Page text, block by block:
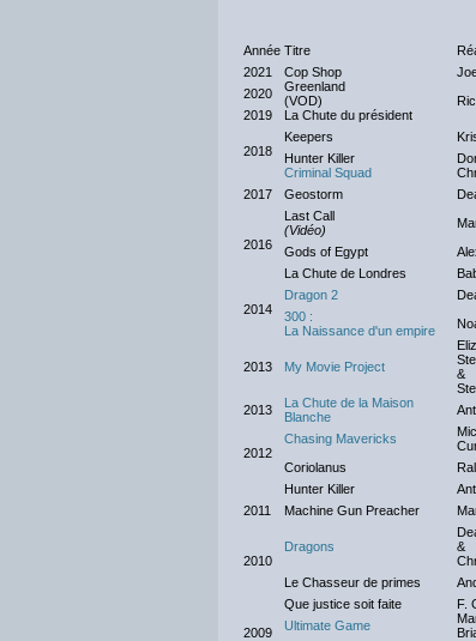
Année Titre
2021
Cop Shop
2020
Greenland
(VOD)
2019
La Chute du président
2018
Keepers
Hunter Killer
Criminal Squad
2017
Geostorm
2016
Last Call
(Vidéo)
Gods of Egypt
La Chute de Londres
2014
Dragon 2
300 :
La Naissance d'un empire
2013 My Movie Project
&
2013
La Chute de la Maison
Blanche
2012
Chasing Mavericks
Coriolanus
2011
Hunter Killer
Machine Gun Preacher
2010
Dragons
&
Le Chasseur de primes
2009
Que justice soit faite F.
Ultimate Game